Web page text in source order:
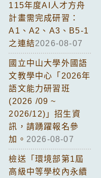
115年度AI人才方舟
計畫需完成研習：
A1、A2、A3、B5-1
之連結2026-08-07
國立中山大學外國語
文教學中心「2026年
語文能力研習班
(2026 /09 ~
2026/12)」招生資
訊，請踴躍報名參
加。 2026-08-07
檢送「環境部第1屆
高級中等學校內永續